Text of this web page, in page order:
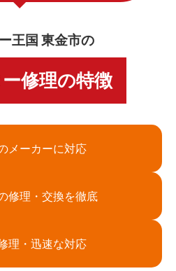
王国 東金市の
修理の特徴
メーカーに対応
修理・交換を徹底
理・迅速な対応